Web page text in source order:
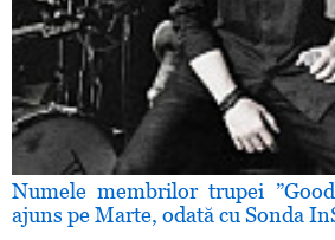
Numele membrilor trupei
ajuns pe Marte, odată cu Sonda